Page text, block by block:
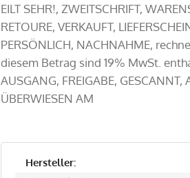
EILT SEHR!, ZWEITSCHRIFT,
RETOURE, VERKAUFT,
PERSÖNLICH, NACHNAHME,
diesem Betrag sind 19% MwSt.
AUSGANG, FREIGABE, GESCANNT,
ÜBERWIESEN AM
Hersteller: